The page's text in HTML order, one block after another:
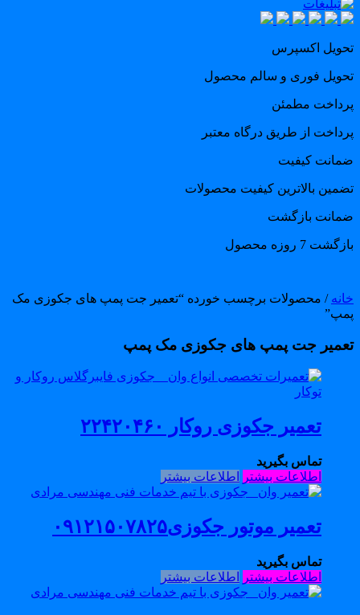
اکسپرس
فوری و سالم محصول
مطمئن
از طریق درگاه معتبر
کیفیت
بالاترین کیفیت محصولات
بازگشت
7 روزه محصول
/ محصولات برچسب خورده “تعمیر جت پمپ های جکوزی مک
جت پمپ های جکوزی مک پمپ
تعمیر جکوزی روکار ۲۲۴۲۰۴۶۰
تماس بگیرید
اطلاعات بیشتر اطلاعات بیشتر
تعمیر موتور جکوزی۰۹۱۲۱۵۰۷۸۲۵
تماس بگیرید
اطلاعات بیشتر اطلاعات بیشتر